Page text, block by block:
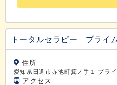
トータルセラピー プライ
住所
愛知県日進市赤池町箕ノ手１ プラ
アクセス